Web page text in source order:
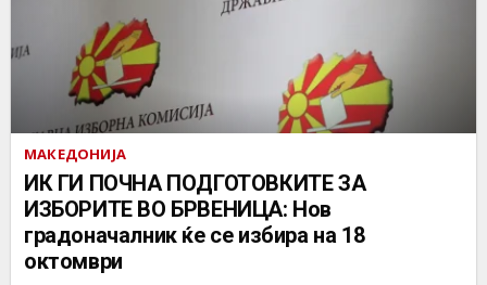
МАКЕДОНИЈА
ИК ГИ ПОЧНА ПОДГОТОВКИТЕ ЗА
ИЗБОРИТЕ ВО БРВЕНИЦА: Нов
градоначалник ќе се избира на 18
октомври